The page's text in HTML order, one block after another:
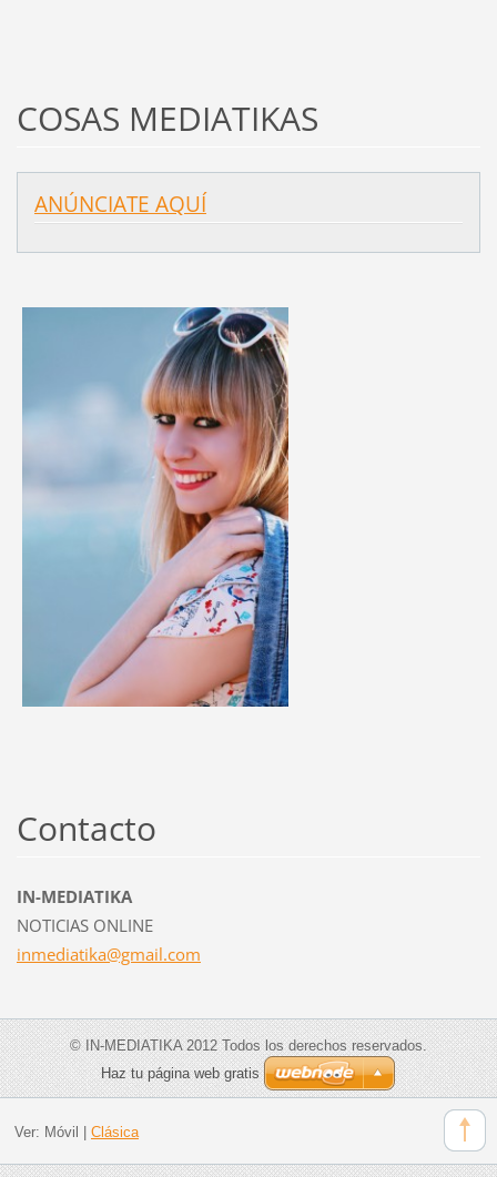
COSAS MEDIATIKAS
ANÚNCIATE AQUÍ
Contacto
IN-MEDIATIKA
NOTICIAS ONLINE
inmediatika@gmail.com
© IN-MEDIATIKA 2012 Todos los derechos reservados.
Haz tu página web gratis
Ver: Móvil Clásica